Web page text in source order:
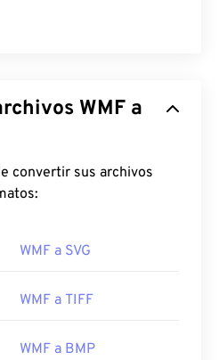
WMF a
convertir sus archivos
WMF a SVG
WMF a TIFF
WMF a BMP